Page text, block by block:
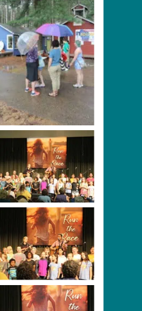
No Caption
Juniors singing in
Pioneer Pavilion
Juniors singing in
Pioneer Pavilion